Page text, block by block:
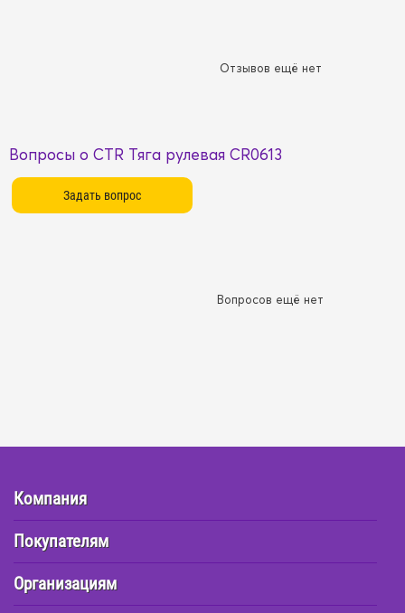
Отзывов ещё нет
Вопросы о CTR Тяга рулевая CR0613
Вопросов ещё нет
Компания
Покупателям
Организациям